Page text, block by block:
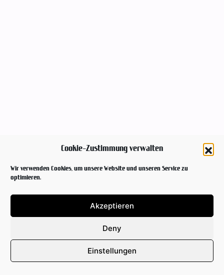
Cookie-Zustimmung verwalten
Wir verwenden Cookies, um unsere Website und unseren Service zu
optimieren.
Akzeptieren
Deny
Einstellungen